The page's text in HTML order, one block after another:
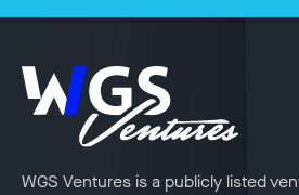
WGS Ventures is a publicly listed